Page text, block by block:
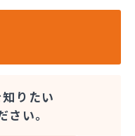
りたい
さい。